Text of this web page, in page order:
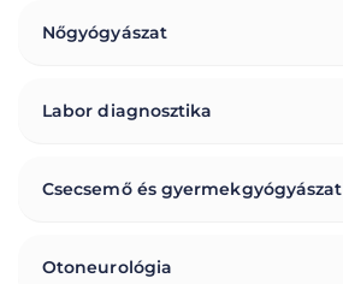
Nőgyógyászat
Labor diagnosztika
Csecsemő és gyermekgyógyászat
Otoneurológia